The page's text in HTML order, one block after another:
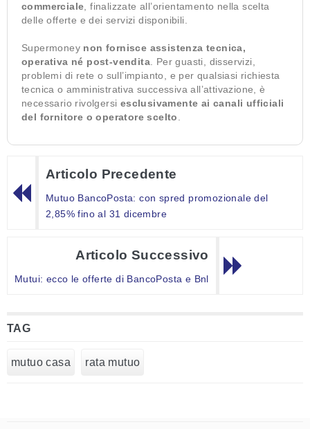
commerciale , finalizzate all’orientamento nella scelta
delle offerte e dei servizi disponibili.
Supermoney non fornisce assistenza tecnica,
operativa né post-vendita . Per guasti, disservizi,
problemi di rete o sull’impianto, e per qualsiasi richiesta
tecnica o amministrativa successiva all’attivazione, è
necessario rivolgersi esclusivamente ai canali ufficiali
del fornitore o operatore scelto
Articolo Precedente
Mutuo BancoPosta: con spred promozionale del
2,85% fino al 31 dicembre
Articolo Successivo
Mutui: ecco le offerte di BancoPosta e Bnl
TAG
mutuo casa rata mutuo